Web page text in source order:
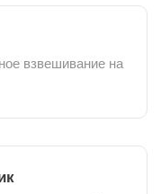
взвешивание на